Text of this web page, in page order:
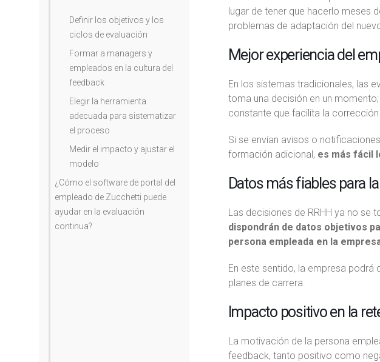
Definir los objetivos y los
ciclos de evaluación
Formar a managers y
empleados en la cultura del
feedback
Elegir la herramienta
adecuada para sistematizar
el proceso
Medir el impacto y ajustar el
modelo
¿Cómo el software de portal del
empleado de Zucchetti puede
ayudar en la evaluación
continua?
lugar de tener que hacerlo meses
problemas de adaptación del
Mejor experiencia del
En los sistemas tradicionales, las
toma una decisión en un
constante que facilita la
Si se envían avisos o
formación adicional, es más fácil
Datos más fiables para
Las decisiones de RRHH ya no se
dispondrán de datos objetivos
persona empleada en la
En este sentido, la empresa
planes de carrera.
Impacto positivo en la
La motivación de la persona
feedback, tanto positivo como